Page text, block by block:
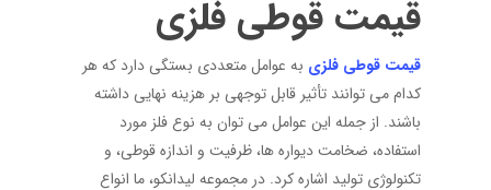
قیمت قوطی فلزی
قیمت قوطی فلزی به عوامل متعددی بستگی دارد که هر
کدام می‌ توانند تأثیر قابل‌ توجهی بر هزینه نهایی داشته
باشند. از جمله این عوامل می ‌توان به نوع فلز مورد
استفاده، ضخامت دیواره‌ ها، ظرفیت و اندازه قوطی، و
تکنولوژی تولید اشاره کرد. در مجموعه لیدانکو، ما انواع